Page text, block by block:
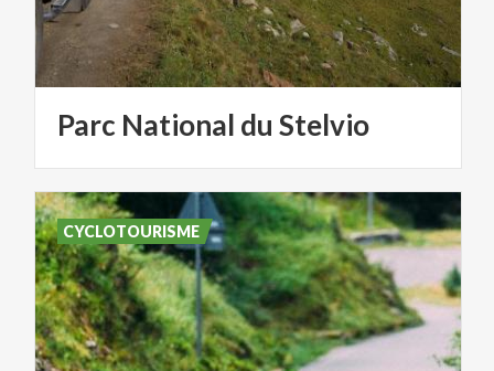
Parc National du Stelvio
CYCLOTOURISME